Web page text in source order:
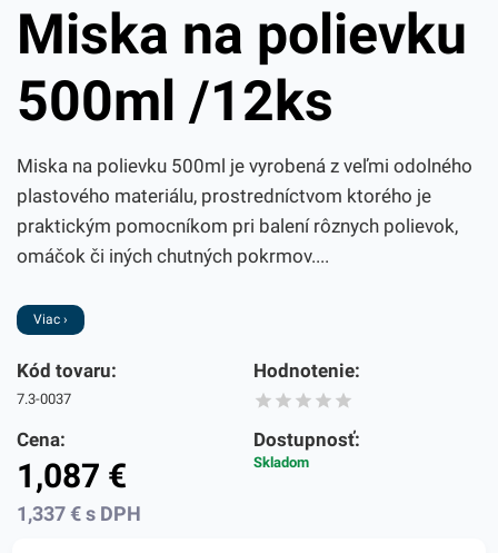
Miska na polievku
500ml /12ks
Miska na polievku 500ml je vyrobená z veľmi odolného
plastového materiálu, prostredníctvom ktorého je
praktickým pomocníkom pri balení rôznych polievok,
omáčok či iných chutných pokrmov....
Viac ›
Kód tovaru:
7.3-0037
Hodnotenie:
Cena:
1,087 €
1,337€ s DPH
Dostupnosť:
Skladom